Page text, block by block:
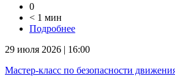
0
< 1 мин
Подробнее
29 июля 2026 | 16:00
Мастер-класс по безопасности